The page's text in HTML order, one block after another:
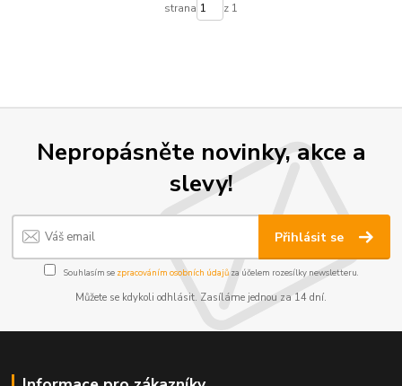
strana z 1
Nepropásněte novinky, akce a
slevy!
Přihlásit se
Souhlasím se zpracováním osobních údajůza účelem rozesílky newsletteru.
Můžete se kdykoli odhlásit. Zasíláme jednou za 14 dní.